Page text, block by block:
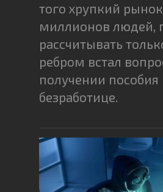
того хрупкий
миллионов людей,
рассчитывать
ребром встал
получении пособия
безработице.